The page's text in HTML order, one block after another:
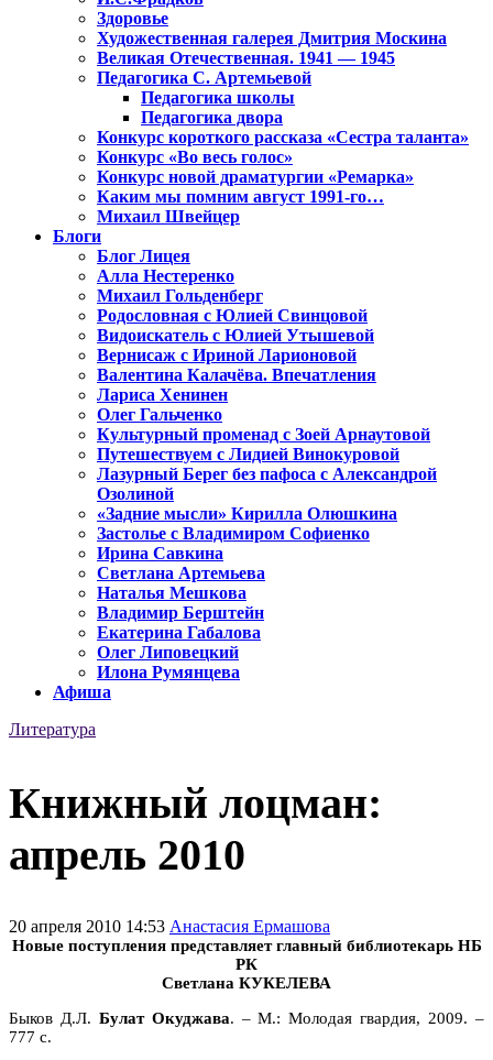
Здоровье
Художественная галерея Дмитрия Москина
Великая Отечественная. 1941 — 1945
Педагогика С. Артемьевой
Педагогика школы
Педагогика двора
Конкурс короткого рассказа «Сестра таланта»
Конкурс «Во весь голос»
Конкурс новой драматургии «Ремарка»
Каким мы помним август 1991-го…
Михаил Швейцер
Блоги
Блог Лицея
Алла Нестеренко
Михаил Гольденберг
Родословная с Юлией Свинцовой
Видоискатель с Юлией Утышевой
Вернисаж с Ириной Ларионовой
Валентина Калачёва. Впечатления
Лариса Хенинен
Олег Гальченко
Культурный променад с Зоей Арнаутовой
Путешествуем с Лидией Винокуровой
Лазурный Берег без пафоса с Александрой
Озолиной
«Задние мысли» Кирилла Олюшкина
Застолье с Владимиром Софиенко
Ирина Савкина
Светлана Артемьева
Наталья Мешкова
Владимир Берштейн
Екатерина Габалова
Олег Липовецкий
Илона Румянцева
Афиша
Литература
Книжный лоцман:
апрель 2010
20 апреля 2010 14:53 Анастасия Ермашова
Новые поступления представляет главный библиотекарь НБ
РК
Светлана КУКЕЛЕВА
Быков Д.Л. Булат Окуджава. – М.: Молодая гвардия, 2009. –
777 с.